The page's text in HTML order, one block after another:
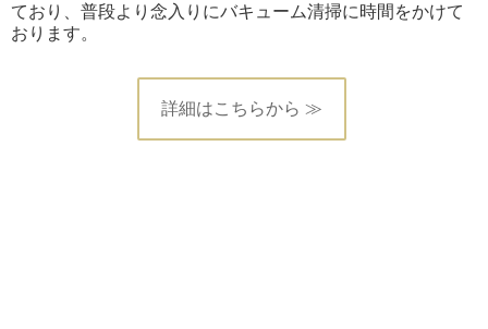
ており、普段より念入りにバキューム清掃に時間をかけて
おります。
詳細はこちらから ≫